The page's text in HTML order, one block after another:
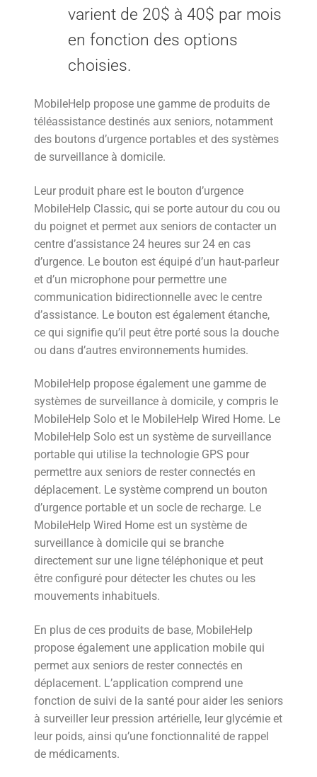
varient de 20$ à 40$ par mois
en fonction des options
choisies.
MobileHelp propose une gamme de produits de
téléassistance destinés aux seniors, notamment
des boutons d’urgence portables et des systèmes
de surveillance à domicile.
Leur produit phare est le bouton d’urgence
MobileHelp Classic, qui se porte autour du cou ou
du poignet et permet aux seniors de contacter un
centre d’assistance 24 heures sur 24 en cas
d’urgence. Le bouton est équipé d’un haut-parleur
et d’un microphone pour permettre une
communication bidirectionnelle avec le centre
d’assistance. Le bouton est également étanche,
ce qui signifie qu’il peut être porté sous la douche
ou dans d’autres environnements humides.
MobileHelp propose également une gamme de
systèmes de surveillance à domicile, y compris le
MobileHelp Solo et le MobileHelp Wired Home. Le
MobileHelp Solo est un système de surveillance
portable qui utilise la technologie GPS pour
permettre aux seniors de rester connectés en
déplacement. Le système comprend un bouton
d’urgence portable et un socle de recharge. Le
MobileHelp Wired Home est un système de
surveillance à domicile qui se branche
directement sur une ligne téléphonique et peut
être configuré pour détecter les chutes ou les
mouvements inhabituels.
En plus de ces produits de base, MobileHelp
propose également une application mobile qui
permet aux seniors de rester connectés en
déplacement. L’application comprend une
fonction de suivi de la santé pour aider les seniors
à surveiller leur pression artérielle, leur glycémie et
leur poids, ainsi qu’une fonctionnalité de rappel
de médicaments.